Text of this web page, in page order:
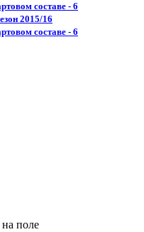
составе - 6
2015/16
составе - 6
поле